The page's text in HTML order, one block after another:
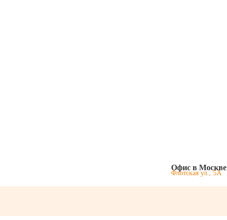
Офис в Москве
Флотская ул., 5А